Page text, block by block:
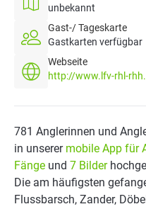
unbekannt
Gast-/ Tageskarte
Gastkarten verfügbar
Webseite
http://www.lfv-rhl-
781 Anglerinnen und
in unserer mobile App für
Fänge und 7 Bilder
Die am häufigsten
Flussbarsch, Zander,